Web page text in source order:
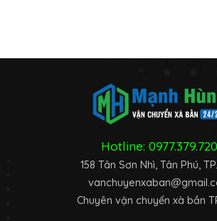
Hotline: 0977.379.720
158 Tân Sơn Nhì, Tân Phú,
Chuyên vận chuyển xà bần